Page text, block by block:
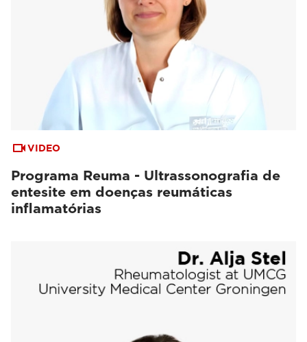
VIDEO
Programa Reuma - Ultrassonografia de
entesite em doenças reumáticas
inflamatórias